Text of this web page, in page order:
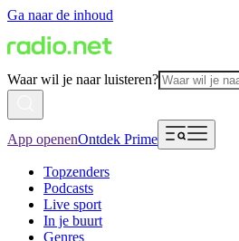
Ga naar de inhoud
Waar wil je naar luisteren?
App openenOntdek Prime
Topzenders
Podcasts
Live sport
In je buurt
Genres